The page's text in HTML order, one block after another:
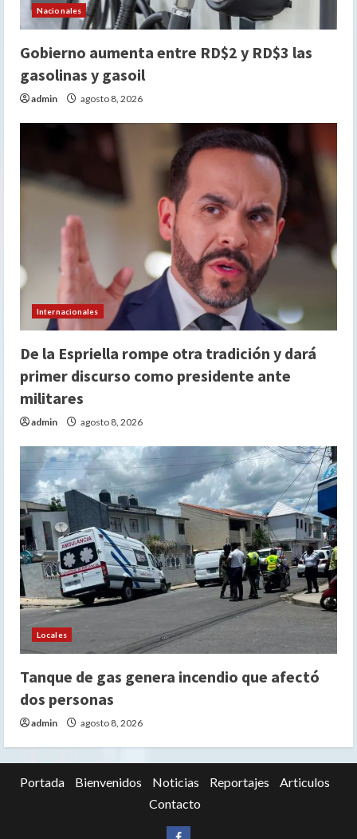
Nacionales
Gobierno aumenta entre RD$2 y RD$3 las
gasolinas y gasoil
admin agosto 8, 2026
Internacionales
De la Espriella rompe otra tradición y dará
primer discurso como presidente ante
militares
admin agosto 8, 2026
Locales
Tanque de gas genera incendio que afectó
dos personas
admin agosto 8, 2026
Portada Bienvenidos Noticias Reportajes
Articulos
Contacto